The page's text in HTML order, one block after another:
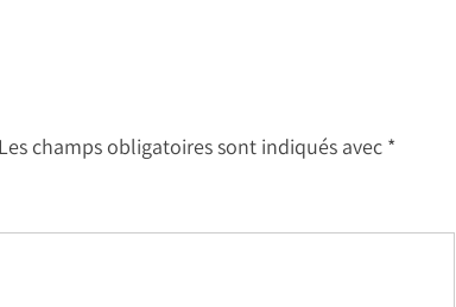
Les champs obligatoires sont indiqués avec *